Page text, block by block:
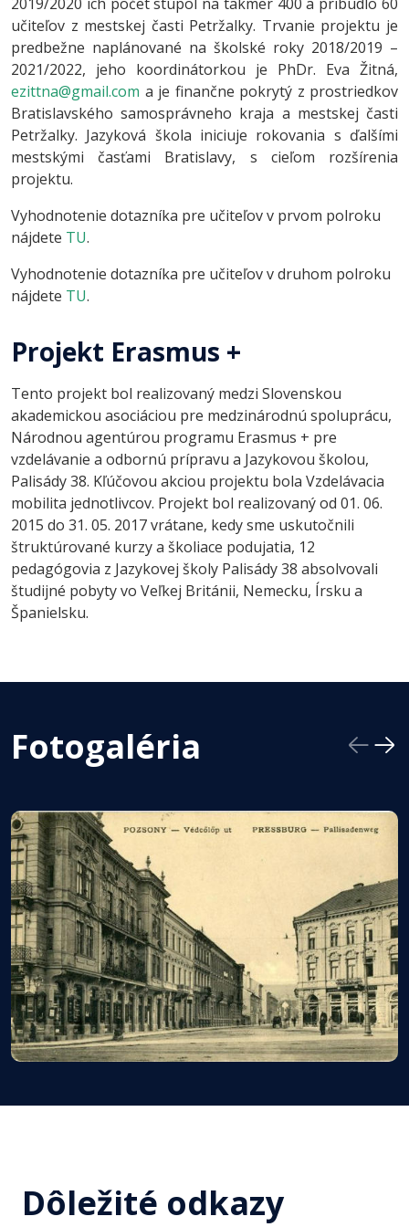
učiteľov z mestskej časti Petržalky. Trvanie projektu je
predbežne naplánované na školské roky 2018/2019 –
2021/2022, jeho koordinátorkou je PhDr. Eva Žitná,
ezittna@gmail.com a je finančne pokrytý z prostriedkov
Bratislavského samosprávneho kraja a mestskej časti
Petržalky. Jazyková škola iniciuje rokovania s ďalšími
mestskými časťami Bratislavy, s cieľom rozšírenia
projektu.
Vyhodnotenie dotazníka pre učiteľov v prvom polroku
nájdete TU.
Vyhodnotenie dotazníka pre učiteľov v druhom polroku
nájdete TU.
Projekt Erasmus +
Tento projekt bol realizovaný medzi Slovenskou
akademickou asociáciou pre medzinárodnú spoluprácu,
Národnou agentúrou programu Erasmus + pre
vzdelávanie a odbornú prípravu a Jazykovou školou,
Palisády 38. Kľúčovou akciou projektu bola Vzdelávacia
mobilita jednotlivcov. Projekt bol realizovaný od 01. 06.
2015 do 31. 05. 2017 vrátane, kedy sme uskutočnili
štruktúrované kurzy a školiace podujatia, 12
pedagógovia z Jazykovej školy Palisády 38 absolvovali
študijné pobyty vo Veľkej Británii, Nemecku, Írsku a
Španielsku.
Fotogaléria
Dôležité odkazy